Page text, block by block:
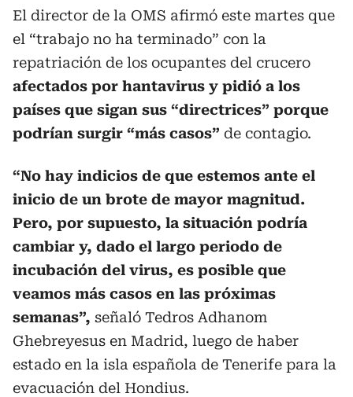
El director de la OMS afirmó este martes que
el “trabajo no ha terminado” con la
repatriación de los ocupantes del crucero
afectados por hantavirus y pidió a los
países que sigan sus “directrices” porque
podrían surgir “más casos” de contagio.
“No hay indicios de que estemos ante el
inicio de un brote de mayor magnitud.
Pero, por supuesto, la situación podría
cambiar y, dado el largo periodo de
incubación del virus, es posible que
veamos más casos en las próximas
semanas”, señaló Tedros Adhanom
Ghebreyesus en Madrid, luego de haber
estado en la isla española de Tenerife para la
evacuación del Hondius.